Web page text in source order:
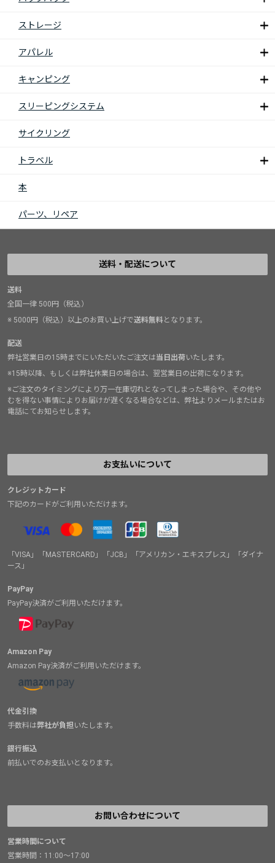
ストレージ
アパレル
キャンピング
スリーピングシステム
サイクリング
トラベル
本
パーツ、リペア
送料・配送について
送料
全国一律 500円（税込）
※ 5000円（税込）以上のお買い上げで送料無料となります。
配送
弊社営業日の15時までにいただいたご注文は当日出荷いたします。
※15時以降、もしくは弊社休業日の場合は、翌営業日の出荷になります。
※ご注文のタイミングにより万一在庫切れとなってしまった場合や、その他や
むを得ない事情によりお届けが遅くなる場合などは、弊社よりメールまたはお
電話にてお知らせします。
お支払いについて
クレジットカード
下記のカードがご利用いただけます。
「VISA」「MASTERCARD」「JCB」「アメリカン・エキスプレス」「ダイナ
ース」
PayPay
PayPay決済がご利用いただけます。
Amazon Pay
Amazon Pay決済がご利用いただけます。
代金引換
手数料は弊社が負担いたします。
銀行振込
前払いでのお支払いとなります。
お問い合わせについて
営業時間について
営業時間：11:00～17:00